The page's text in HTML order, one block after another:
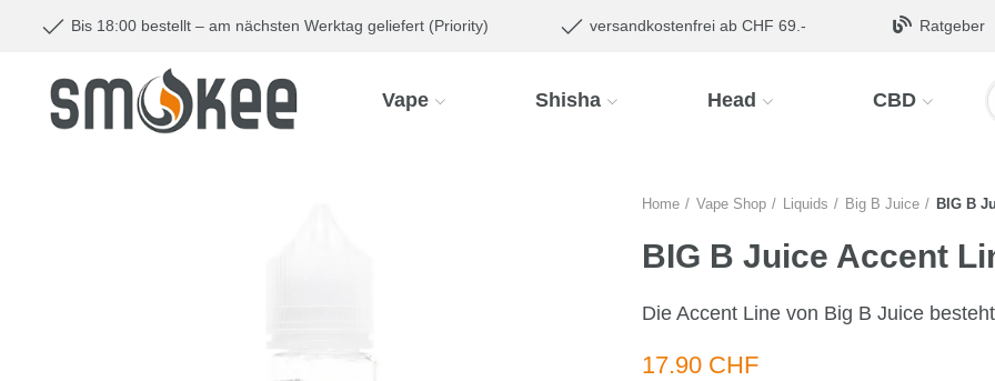
Bis 18:00 bestellt – am nächsten Werktag geliefert (Priority) versandkostenfrei ab CHF 69.- Ratgeber
Vape Shisha Head CBD
Home Vape Shop Liquids Big B Juice BIG B
BIG B Juice Accent
Die Accent Line von Big B Juice
17.90 CHF